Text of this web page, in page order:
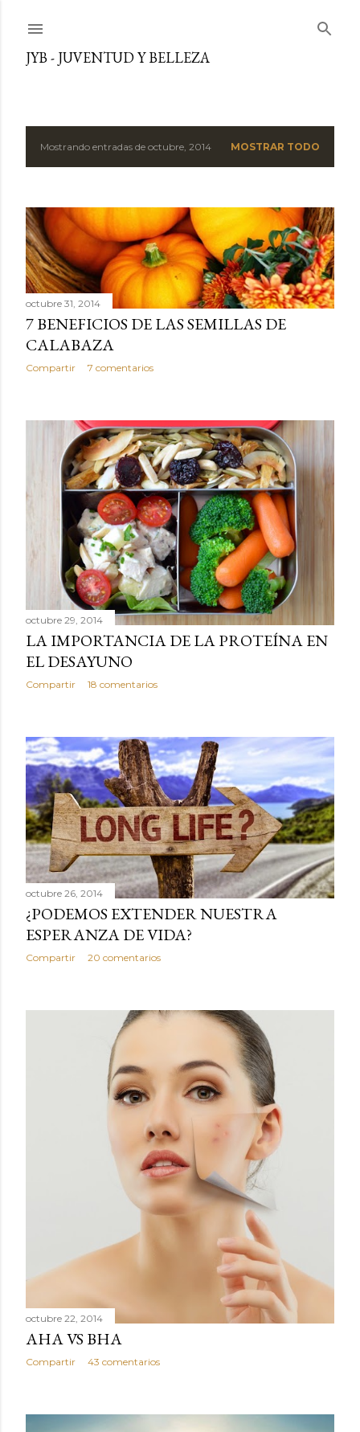
JYB - JUVENTUD Y BELLEZA
E
t
r
a
d
a
s
Mostrando entradas de octubre, 2014 MOSTRAR TODO
octubre 31, 2014
7 BENEFICIOS DE LAS SEMILLAS DE
CALABAZA
Compartir 7 comentarios
octubre 29, 2014
LA IMPORTANCIA DE LA PROTEÍNA EN
EL DESAYUNO
Compartir 18 comentarios
octubre 26, 2014
¿PODEMOS EXTENDER NUESTRA
ESPERANZA DE VIDA?
Compartir 20 comentarios
octubre 22, 2014
AHA VS BHA
Compartir 43 comentarios